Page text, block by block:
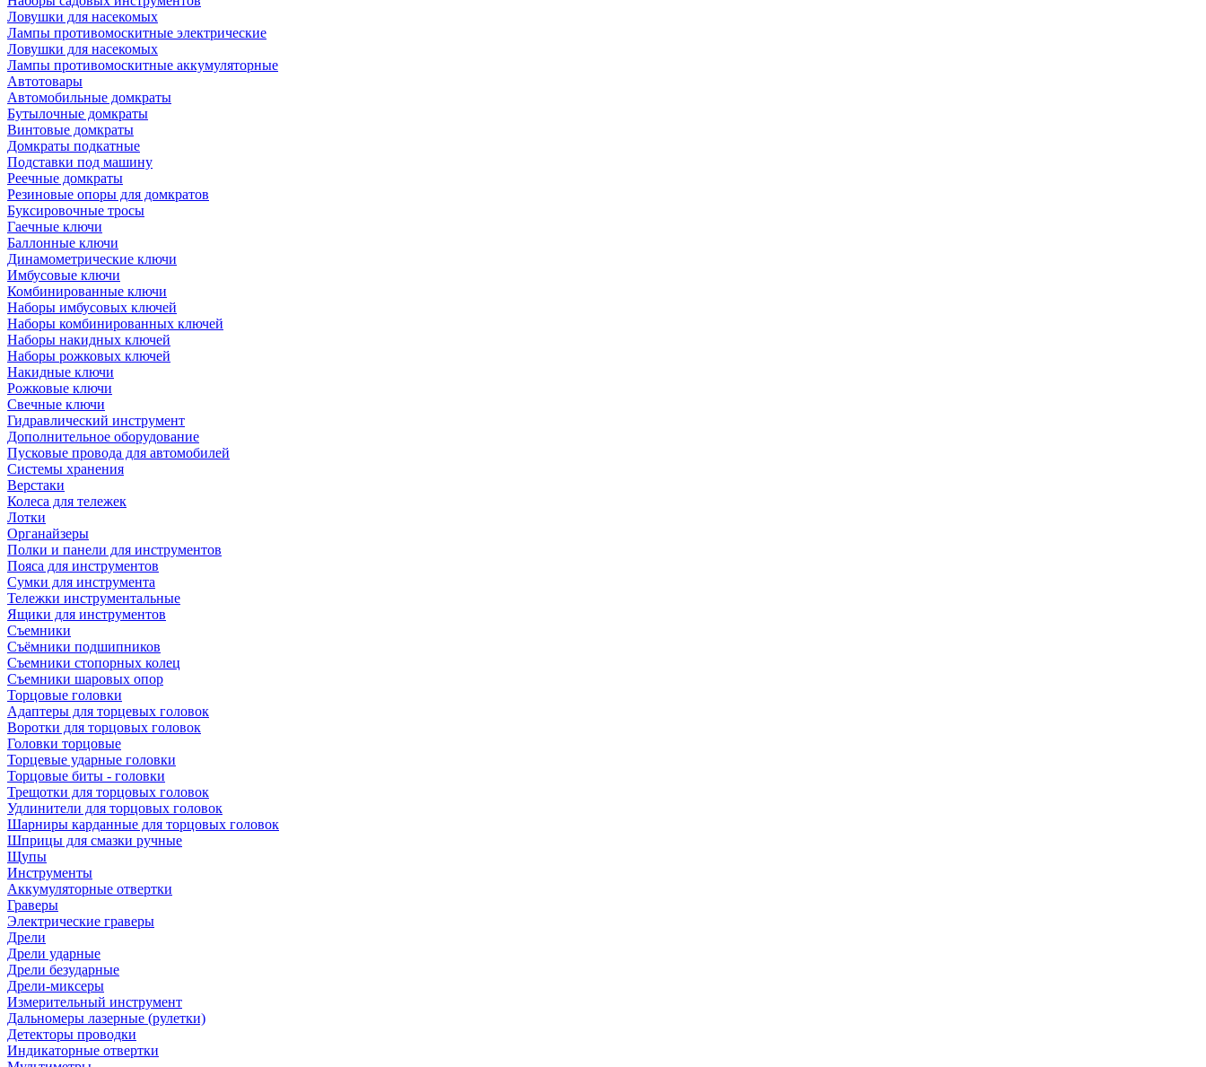
Ловушки для насекомых
Лампы противомоскитные электрические
Ловушки для насекомых
Лампы противомоскитные аккумуляторные
Автотовары
Автомобильные домкраты
Бутылочные домкраты
Винтовые домкраты
Домкраты подкатные
Подставки под машину
Реечные домкраты
Резиновые опоры для домкратов
Буксировочные тросы
Гаечные ключи
Баллонные ключи
Динамометрические ключи
Имбусовые ключи
Комбинированные ключи
Наборы имбусовых ключей
Наборы комбинированных ключей
Наборы накидных ключей
Наборы рожковых ключей
Накидные ключи
Рожковые ключи
Свечные ключи
Гидравлический инструмент
Дополнительное оборудование
Пусковые провода для автомобилей
Системы хранения
Верстаки
Колеса для тележек
Лотки
Органайзеры
Полки и панели для инструментов
Пояса для инструментов
Сумки для инструмента
Тележки инструментальные
Ящики для инструментов
Съемники
Съёмники подшипников
Съемники стопорных колец
Съемники шаровых опор
Торцовые головки
Адаптеры для торцевых головок
Воротки для торцовых головок
Головки торцовые
Торцевые ударные головки
Торцовые биты - головки
Трещотки для торцовых головок
Удлинители для торцовых головок
Шарниры карданные для торцовых головок
Шприцы для смазки ручные
Щупы
Инструменты
Аккумуляторные отвертки
Граверы
Электрические граверы
Дрели
Дрели ударные
Дрели безударные
Дрели-миксеры
Измерительный инструмент
Дальномеры лазерные (рулетки)
Детекторы проводки
Индикаторные отвертки